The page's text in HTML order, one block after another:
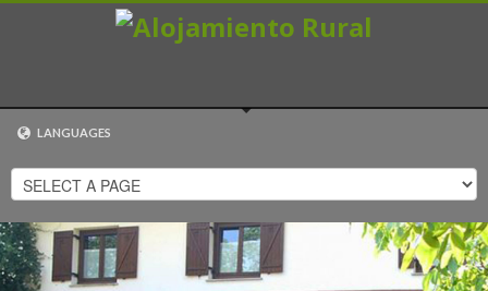
LANGUAGES
EUSKARA
ESPAÑOL
ENGLISH
FRANÇAIS